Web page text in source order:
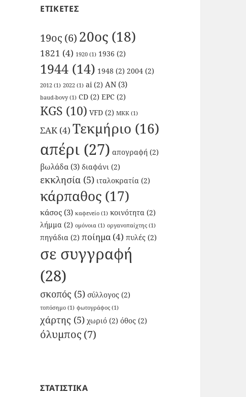
ΕΤΙΚΕΤΕΣ
19ος (6) 20ος (18)
1821 (4) 1920 (1) 1936 (2)
1944 (14) 1948 (2) 2004 (2)
2012 (1) 2022 (1) ai(2) AN(3)
baud-bovy (1) CD (2) EPC (2)
KGS (10) VFD (2) ΜΚΚ (1)
ΣΑΚ (4) Τεκμήριο (16)
απέρι (27) απογραφή (2)
βωλάδα(3) διαφάνι (2)
εκκλησία (5) ιταλοκρατία (2)
κάρπαθος (17)
κάσος(3) καφενείο (1) κοινότητα (2)
λήμμα (2) ομόνοια (1) οργανοπαίχτης (1)
πηγάδια (2) ποίημα (4) πυλές (2)
σε συγγραφή
(28)
σκοπός (5) σύλλογος (2)
τοπόσημο (1) φωτογράφος (1)
χάρτης (5) χωριό (2) όθος (2)
όλυμπος (7)
ΣΤΑΤΙΣΤΙΚΑ